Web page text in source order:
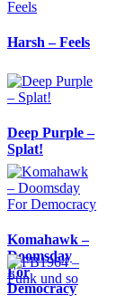
Harsh – Feels
Deep Purple –
Splat!
Komahawk –
Doomsday
For
Democracy